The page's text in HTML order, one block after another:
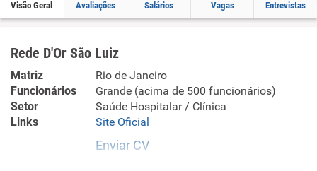
Visão Geral Avaliações Salários Vagas Entrevistas
Rede D'Or São Luiz
Matriz
Rio de Janeiro
Funcionários
Grande (acima de 500 funcionários)
Setor
Saúde Hospitalar / Clínica
Links
Site Oficial
Enviar CV